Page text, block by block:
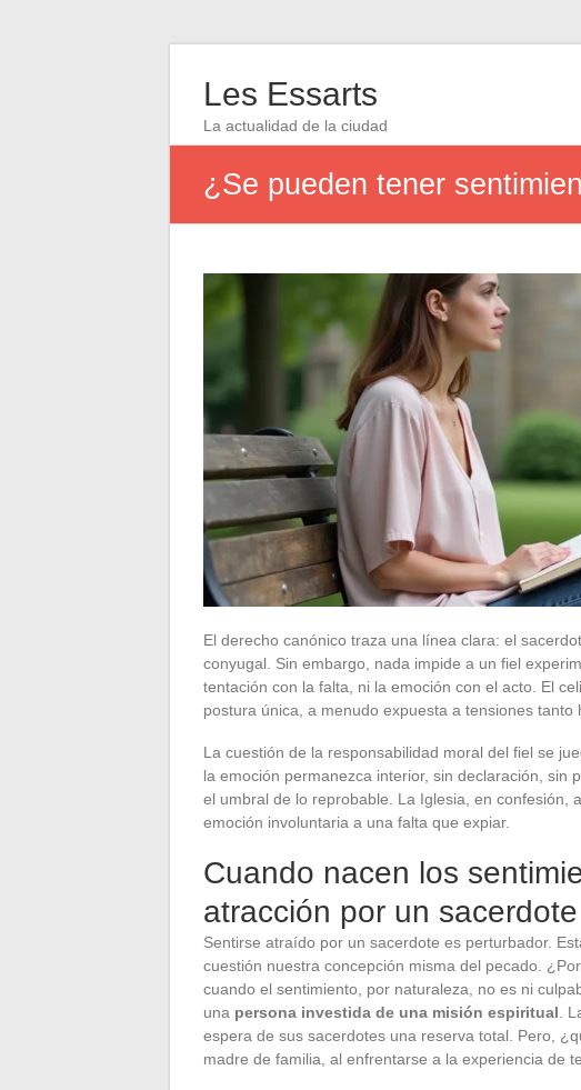
Les Essarts
La actualidad de la ciudad
¿Se pueden tener
El derecho canónico traza una línea clara: el
conyugal. Sin embargo, nada impide a un fiel
tentación con la falta, ni la emoción con el acto. El
postura única, a menudo expuesta a tensiones tanto
La cuestión de la responsabilidad moral del fiel se
la emoción permanezca interior, sin declaración, sin
el umbral de lo reprobable. La Iglesia, en confesión,
emoción involuntaria a una falta que expiar.
Cuando nacen los
atracción por un
Sentirse atraído por un sacerdote es perturbador.
cuestión nuestra concepción misma del pecado.
cuando el sentimiento, por naturaleza, no es ni
una persona investida de una misión espiritual .
espera de sus sacerdotes una reserva total. Pero,
madre de familia, al enfrentarse a la experiencia de